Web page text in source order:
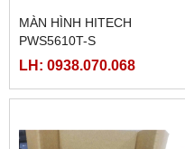
MÀN HÌNH HITECH
PWS5610T-S
LH: 0938.070.068